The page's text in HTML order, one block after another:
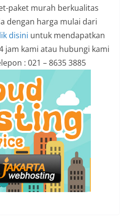
paket murah berkualitas
dengan harga mulai dari
disini untuk mendapatkan
jam kami atau hubungi kami
: 021 – 8635 3885